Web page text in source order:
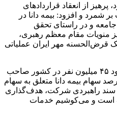
از انعقاد قراردادهای
شمرد و افزود: بیمه دانا در
و در راستای تحقق
منویات مقام معظم رهبری،
قرض‌الحسنه مهر ایران عملیاتی
دکتر کاردگر با اشاره به اینکه حدود ۴۵ میلیون نفر در کشور صاحب
عدالت هستند و حدود ۵۵ درصد سهام بیمه دانا متعلق به سهام
راهبردی شرکت، هدف‌گذاری
است و می‌کوشیم خدمات